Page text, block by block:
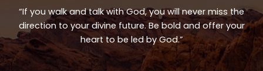
“If you walk and talk with God, you will never miss the
direction to your divine future. Be bold and offer your
heart to be led by God.”